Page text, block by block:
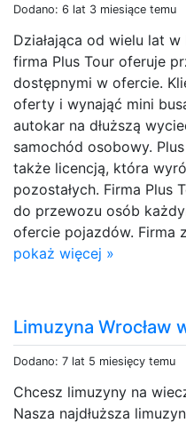
Dodano: 6 lat 3 miesiące temu
Działająca od wielu lat
firma Plus Tour oferuje
dostępnymi w ofercie.
oferty i wynająć mini
autokar na dłuższą
samochód osobowy.
także licencją, która
pozostałych. Firma Plus
do przewozu osób
ofercie pojazdów. Firma
pokaż więcej »
Limuzyna Wrocław
Dodano: 7 lat 5 miesięcy temu
Chcesz limuzyny na
Nasza najdłuższa